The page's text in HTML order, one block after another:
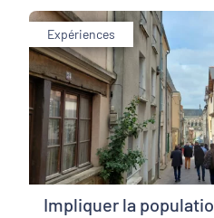
Expériences
Impliquer la